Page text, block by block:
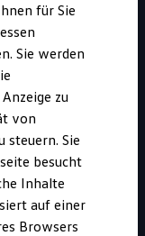
für Sie
Sie werden
zu
von
steuern. Sie
besucht
Inhalte
auf einer
Browsers